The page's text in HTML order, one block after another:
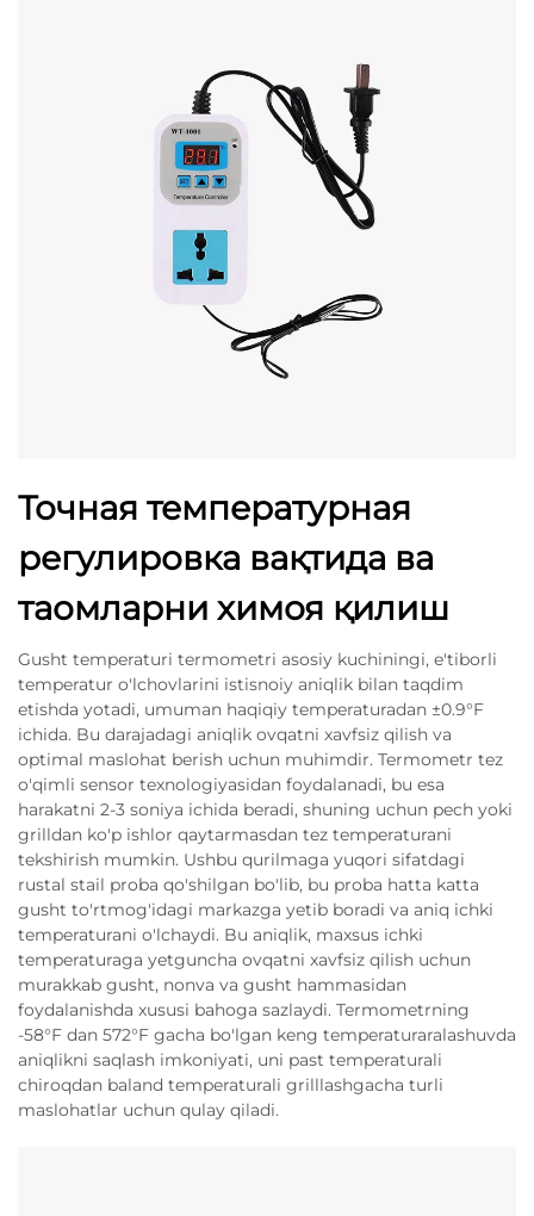
Точная температурная
регулировка вақтида ва
таомларни химоя қилиш
Gusht temperaturi termometri asosiy kuchiningi, e'tiborli
temperatur o'lchovlarini istisnoiy aniqlik bilan taqdim
etishda yotadi, umuman haqiqiy temperaturadan ±0.9°F
ichida. Bu darajadagi aniqlik ovqatni xavfsiz qilish va
optimal maslohat berish uchun muhimdir. Termometr tez
o'qimli sensor texnologiyasidan foydalanadi, bu esa
harakatni 2-3 soniya ichida beradi, shuning uchun pech yoki
grilldan ko'p ishlor qaytarmasdan tez temperaturani
tekshirish mumkin. Ushbu qurilmaga yuqori sifatdagi
rustal stail proba qo'shilgan bo'lib, bu proba hatta katta
gusht to'rtmog'idagi markazga yetib boradi va aniq ichki
temperaturani o'lchaydi. Bu aniqlik, maxsus ichki
temperaturaga yetguncha ovqatni xavfsiz qilish uchun
murakkab gusht, nonva va gusht hammasidan
foydalanishda xususi bahoga sazlaydi. Termometrning
-58°F dan 572°F gacha bo'lgan keng temperaturaralashuvda
aniqlikni saqlash imkoniyati, uni past temperaturali
chiroqdan baland temperaturali grilllashgacha turli
maslohatlar uchun qulay qiladi.